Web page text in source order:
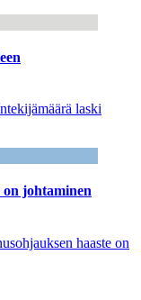
laski
johtaminen
haaste on